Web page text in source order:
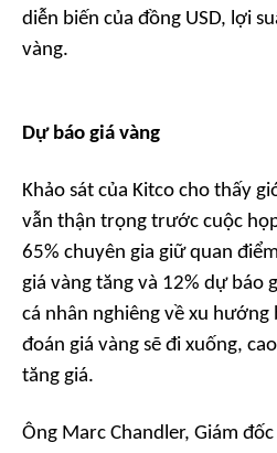
diễn biến của đồng USD, lợi
vàng.
Dự báo giá vàng
Khảo sát của Kitco cho thấy
vẫn thận trọng trước cuộc
65% chuyên gia giữ quan
giá vàng tăng và 12% dự báo
cá nhân nghiêng về xu
đoán giá vàng sẽ đi xuống,
tăng giá.
Ông Marc Chandler, Giám